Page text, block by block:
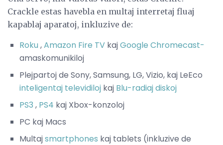
Crackle estas havebla en multaj interretaj fluaj
kapablaj aparatoj, inkluzive de:
Roku,Amazon Fire TV kajGoogle Chromecast-
amaskomunikiloj
Plejpartoj de Sony, Samsung, LG, Vizio, kaj LeEco
inteligentaj televidiloj kaj Blu-radiaj diskoj
PS3 , PS4 kaj Xbox-konzoloj
PC kaj Macs
Multajsmartphones kaj tablets (inkluzive de